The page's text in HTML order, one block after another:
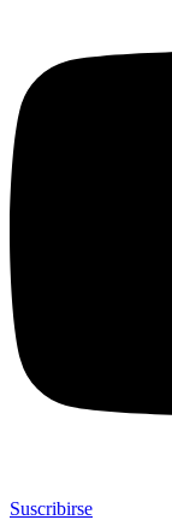
Suscribirse